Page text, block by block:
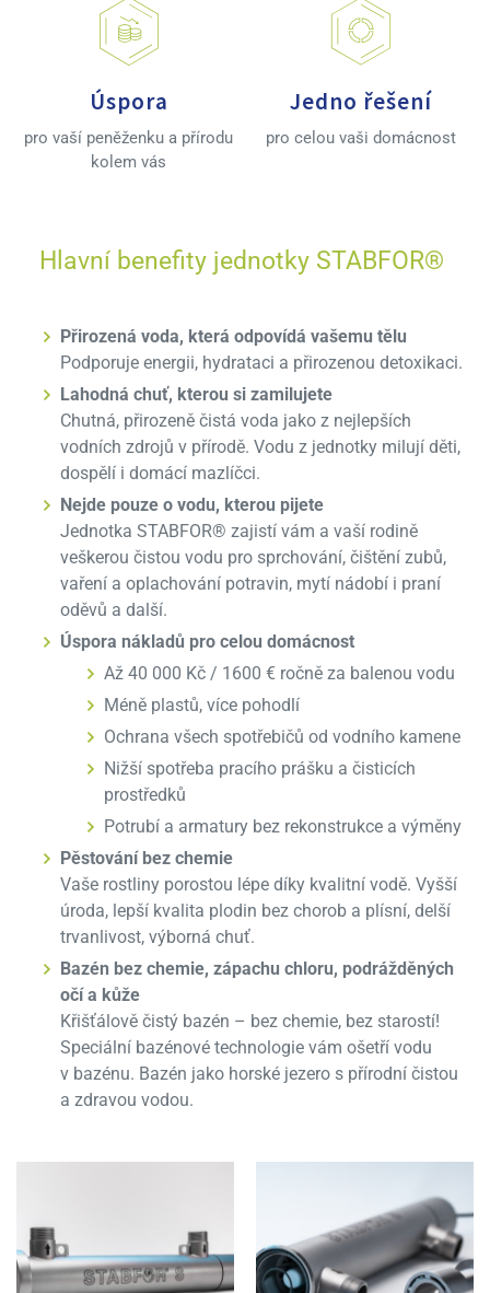
Úspora
pro vaší peněženku a přírodu
kolem vás
Jedno řešení
pro celou vaši domácnost
Hlavní benefity jednotky STABFOR®
Přirozená voda, která odpovídá vašemu tělu
Podporuje energii, hydrataci a přirozenou detoxikaci.
Lahodná chuť, kterou si zamilujete
Chutná, přirozeně čistá voda jako z nejlepších
vodních zdrojů v přírodě. Vodu z jednotky milují děti,
dospělí i domácí mazlíčci.
Nejde pouze o vodu, kterou pijete
Jednotka STABFOR® zajistí vám a vaší rodině
veškerou čistou vodu pro sprchování, čištění zubů,
vaření a oplachování potravin, mytí nádobí i praní
oděvů a další.
Úspora nákladů pro celou domácnost
Až 40 000 Kč / 1600 € ročně za balenou vodu
Méně plastů, více pohodlí
Ochrana všech spotřebičů od vodního kamene
Nižší spotřeba pracího prášku a čisticích
prostředků
Potrubí a armatury bez rekonstrukce a výměny
Pěstování bez chemie
Vaše rostliny porostou lépe díky kvalitní vodě. Vyšší
úroda, lepší kvalita plodin bez chorob a plísní, delší
trvanlivost, výborná chuť.
Bazén bez chemie, zápachu chloru, podrážděných
očí a kůže
Křišťálově čistý bazén – bez chemie, bez starostí!
Speciální bazénové technologie vám ošetří vodu
v bazénu. Bazén jako horské jezero s přírodní čistou
a zdravou vodou.